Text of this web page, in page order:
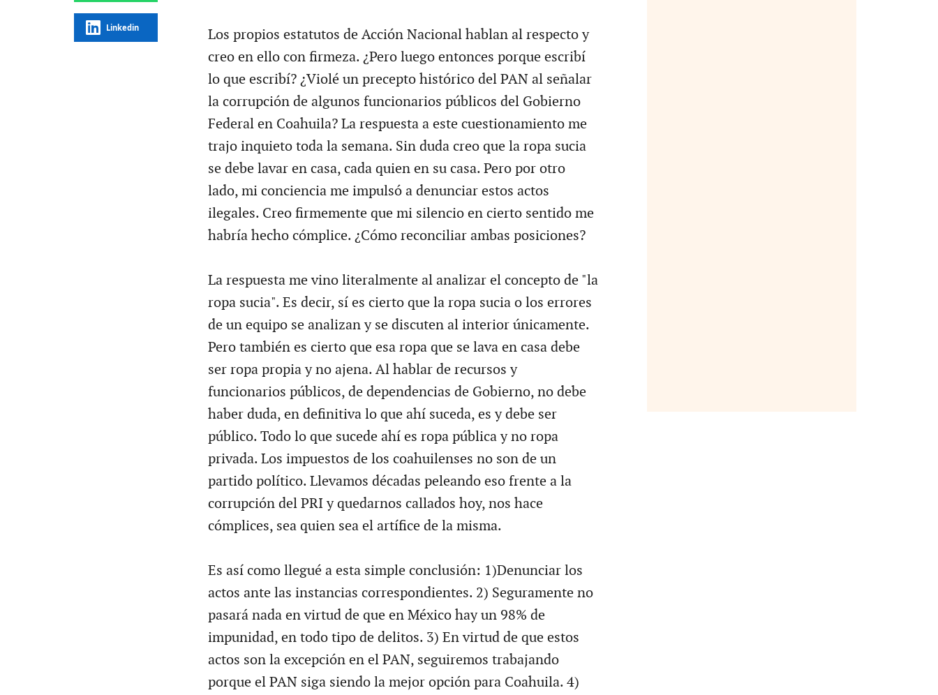
Linkedin
Los propios estatutos de Acción Nacional hablan al respecto y
creo en ello con firmeza. ¿Pero luego entonces porque escribí
lo que escribí? ¿Violé un precepto histórico del PAN al señalar
la corrupción de algunos funcionarios públicos del Gobierno
Federal en Coahuila? La respuesta a este cuestionamiento me
trajo inquieto toda la semana. Sin duda creo que la ropa sucia
se debe lavar en casa, cada quien en su casa. Pero por otro
lado, mi conciencia me impulsó a denunciar estos actos
ilegales. Creo firmemente que mi silencio en cierto sentido me
habría hecho cómplice. ¿Cómo reconciliar ambas posiciones?
La respuesta me vino literalmente al analizar el concepto de "la
ropa sucia". Es decir, sí es cierto que la ropa sucia o los errores
de un equipo se analizan y se discuten al interior únicamente.
Pero también es cierto que esa ropa que se lava en casa debe
ser ropa propia y no ajena. Al hablar de recursos y
funcionarios públicos, de dependencias de Gobierno, no debe
haber duda, en definitiva lo que ahí suceda, es y debe ser
público. Todo lo que sucede ahí es ropa pública y no ropa
privada. Los impuestos de los coahuilenses no son de un
partido político. Llevamos décadas peleando eso frente a la
corrupción del PRI y quedarnos callados hoy, nos hace
cómplices, sea quien sea el artífice de la misma.
Es así como llegué a esta simple conclusión: 1)Denunciar los
actos ante las instancias correspondientes. 2) Seguramente no
pasará nada en virtud de que en México hay un 98% de
impunidad, en todo tipo de delitos. 3) En virtud de que estos
actos son la excepción en el PAN, seguiremos trabajando
porque el PAN siga siendo la mejor opción para Coahuila. 4)